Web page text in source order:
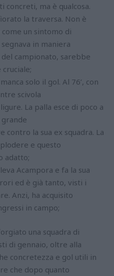
ma è qualcosa.
la traversa. Non è
un sintomo di
in maniera
campionato, sarebbe
solo il gol. Al 76’, con
scivola
La palla esce di poco a
grande
la sua ex squadra. La
e questo
adatto;
Acampora e fa la sua
ed è già tanto, visti i
Anzi, ha acquisito
in campo;
una squadra di
di gennaio, oltre alla
concretezza e gol utili in
che dopo quanto